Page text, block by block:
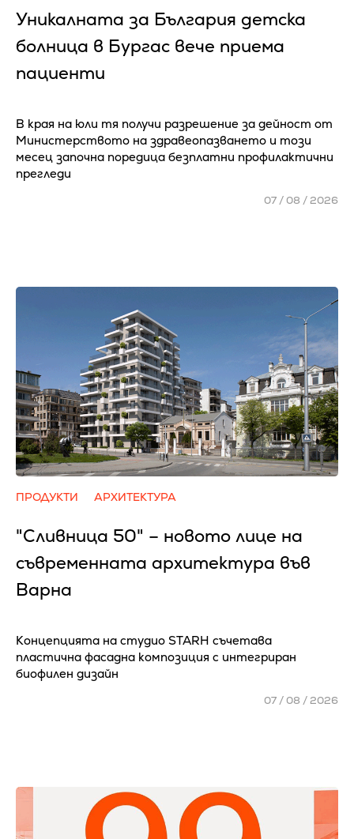
Уникалната за България детска
болница в Бургас вече приема
пациенти
В края на юли тя получи разрешение за дейност от
Министерството на здравеопазването и този
месец започна поредица безплатни профилактични
прегледи
07 / 08 / 2026
ПРОДУКТИ АРХИТЕКТУРА
"Сливница 50" – новото лице на
съвременната архитектура във
Варна
Концепцията на студио STARH съчетава
пластична фасадна композиция с интегриран
биофилен дизайн
07 / 08 / 2026